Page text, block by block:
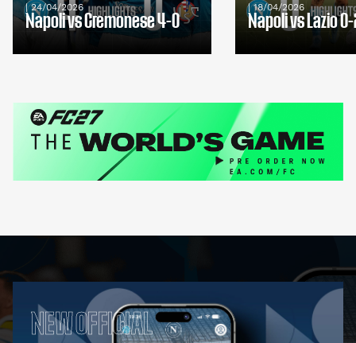
| 24/04/2026
Napoli vs Cremonese 4-0
| 18/04/2026
Napoli vs Lazio
NEW OFFICIAL